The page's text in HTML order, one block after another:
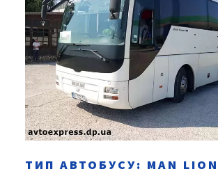
ТИП АВТОБУСУ: MAN